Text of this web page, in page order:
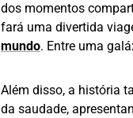
dos momentos
fará uma divertida
mundo. Entre uma
Além disso, a história
da saudade,